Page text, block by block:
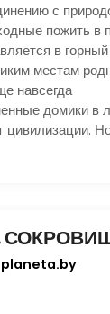
с
пожить в
в
местам
навсегда
домики в
цивилизации.
planeta.by